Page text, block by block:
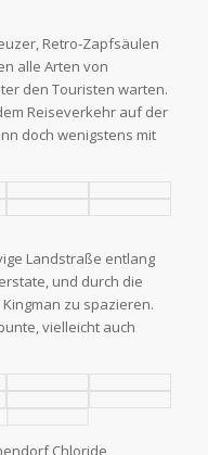
Retro-Zapfsäulen
alle Arten von
den Touristen warten.
Reiseverkehr auf der
doch wenigstens mit
Landstraße entlang
und durch die
zu spazieren.
vielleicht auch
Chloride